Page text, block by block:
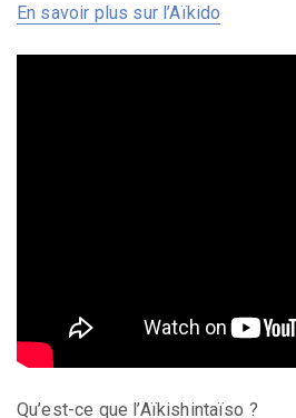
En savoir plus sur l’Aïkido
Qu’est-ce que l’Aïkishintaïso ?